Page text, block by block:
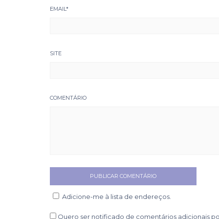
EMAIL*
SITE
COMENTÁRIO
Adicione-me à lista de endereços.
Quero ser notificado de comentários adicionais